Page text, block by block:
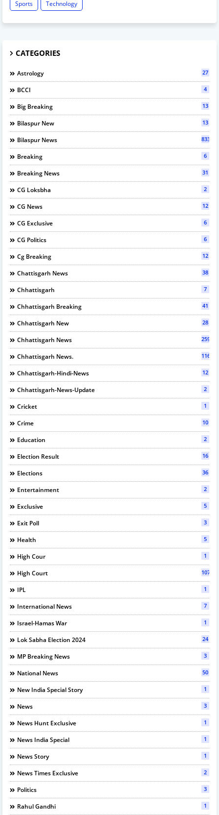
Sports Technology
CATEGORIES
Astrology 27
BCCI 4
Big Breaking 13
Bilaspur New 13
Bilaspur News 833
Breaking 6
Breaking News 31
CG Loksbha 2
CG News 12
CG Exclusive 6
CG Politics 6
Cg Breaking 12
Chattisgarh News 38
Chhattisgarh 7
Chhattisgarh Breaking 41
Chhattisgarh New 28
Chhattisgarh News 2595
Chhattisgarh News. 116
Chhattisgarh-Hindi-News 12
Chhattisgarh-News-Update 2
Cricket 1
Crime 10
Education 2
Election Result 16
Elections 36
Entertainment 2
Exclusive 5
Exit Poll 3
Health 5
High Cour 1
High Court 107
IPL 1
International News 7
Israel-Hamas War 1
Lok Sabha Election 2024 24
MP Breaking News 3
National News 50
New India Special Story 1
News 3
News Hunt Exclusive 1
News India Special 1
News Story 1
News Times Exclusive 2
Politics 3
Rahul Gandhi 1